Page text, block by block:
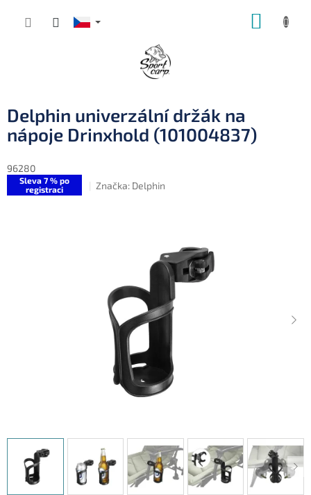
Delphin univerzální držák na
nápoje Drinxhold (101004837)
96280
Sleva 7 % po
registraci
Značka: Delphin